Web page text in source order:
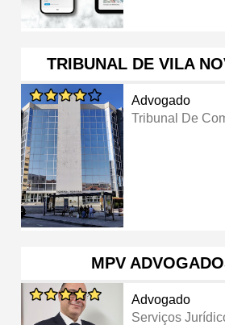
TRIBUNAL DE VILA
Advogado
Tribunal De
MPV
Advogado
Serviços